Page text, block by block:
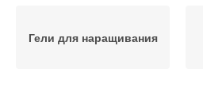
Гели для наращивания